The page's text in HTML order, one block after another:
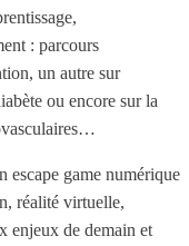
: parcours
un autre sur
ou encore sur la
escape game numérique
réalité virtuelle,
enjeux de demain et